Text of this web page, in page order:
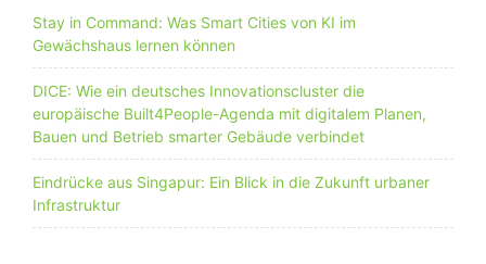
Stay in Command: Was Smart Cities von KI im
Gewächshaus lernen können
DICE: Wie ein deutsches Innovationscluster die
europäische Built4People-Agenda mit digitalem Planen,
Bauen und Betrieb smarter Gebäude verbindet
Eindrücke aus Singapur: Ein Blick in die Zukunft urbaner
Infrastruktur